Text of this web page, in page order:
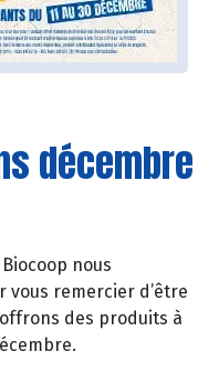
décembre
nous
vous remercier d’être
des produits à